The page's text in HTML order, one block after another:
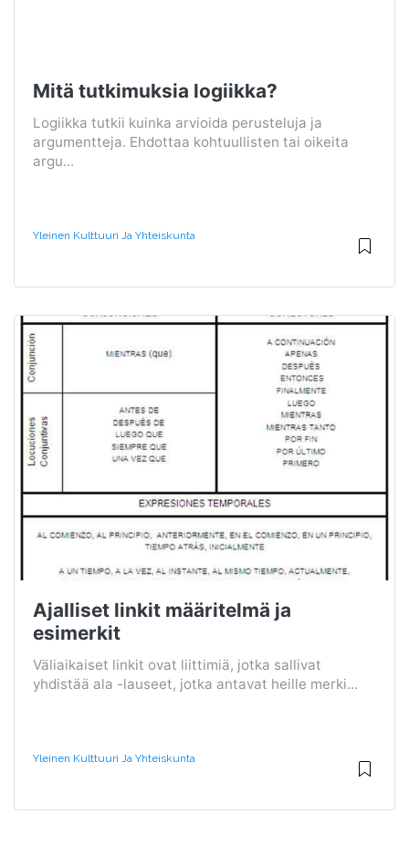
Mitä tutkimuksia logiikka?
Logiikka tutkii kuinka arvioida perusteluja ja
argumentteja. Ehdottaa kohtuullisten tai oikeita
argu...
Yleinen Kulttuuri Ja Yhteiskunta
Ajalliset linkit määritelmä ja
esimerkit
Väliaikaiset linkit ovat liittimiä, jotka sallivat
yhdistää ala -lauseet, jotka antavat heille merki...
Yleinen Kulttuuri Ja Yhteiskunta